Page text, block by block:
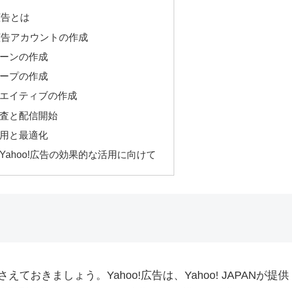
とは
アカウントの作成
ンの作成
プの作成
イティブの作成
と配信開始
と最適化
広告の効果的な活用に向けて
えておきましょう。Yahoo!広告は、Yahoo! JAPANが提供